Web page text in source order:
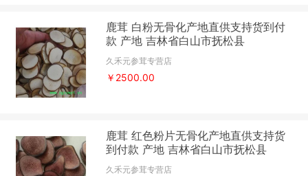
鹿茸 白粉无骨化产地直供支持货到付
款 产地 吉林省白山市抚松县
久禾元参茸专营店
￥2500.00
鹿茸 红色粉片无骨化产地直供支持货
到付款 产地 吉林省白山市抚松县
久禾元参茸专营店